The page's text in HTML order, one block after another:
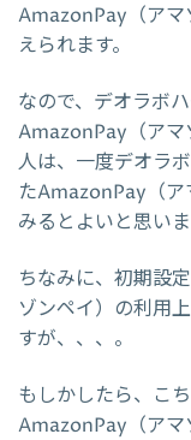
AmazonPay（アマ
えられます。
なので、デオラボ
AmazonPay（アマ
人は、一度デオラ
たAmazonPay（ア
みるとよいと思い
ちなみに、初期設
ゾンペイ）の利用
すが、、、。
もしかしたら、こ
AmazonPay（アマ